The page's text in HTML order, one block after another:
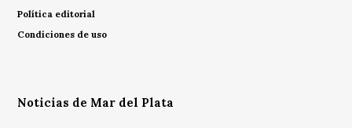
Política editorial
Condiciones de uso
Noticias de Mar del Plata